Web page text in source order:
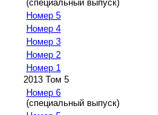
(специальный выпуск)
Номер 5
Номер 4
Номер 3
Номер 2
Номер 1
2013 Том 5
Номер 6
(специальный выпуск)